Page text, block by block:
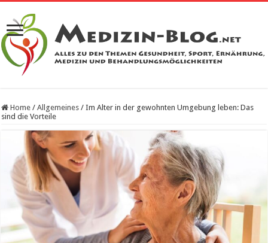
Home / Allgemeines / Im Alter in der gewohnten Umgebung leben: Das
sind die Vorteile